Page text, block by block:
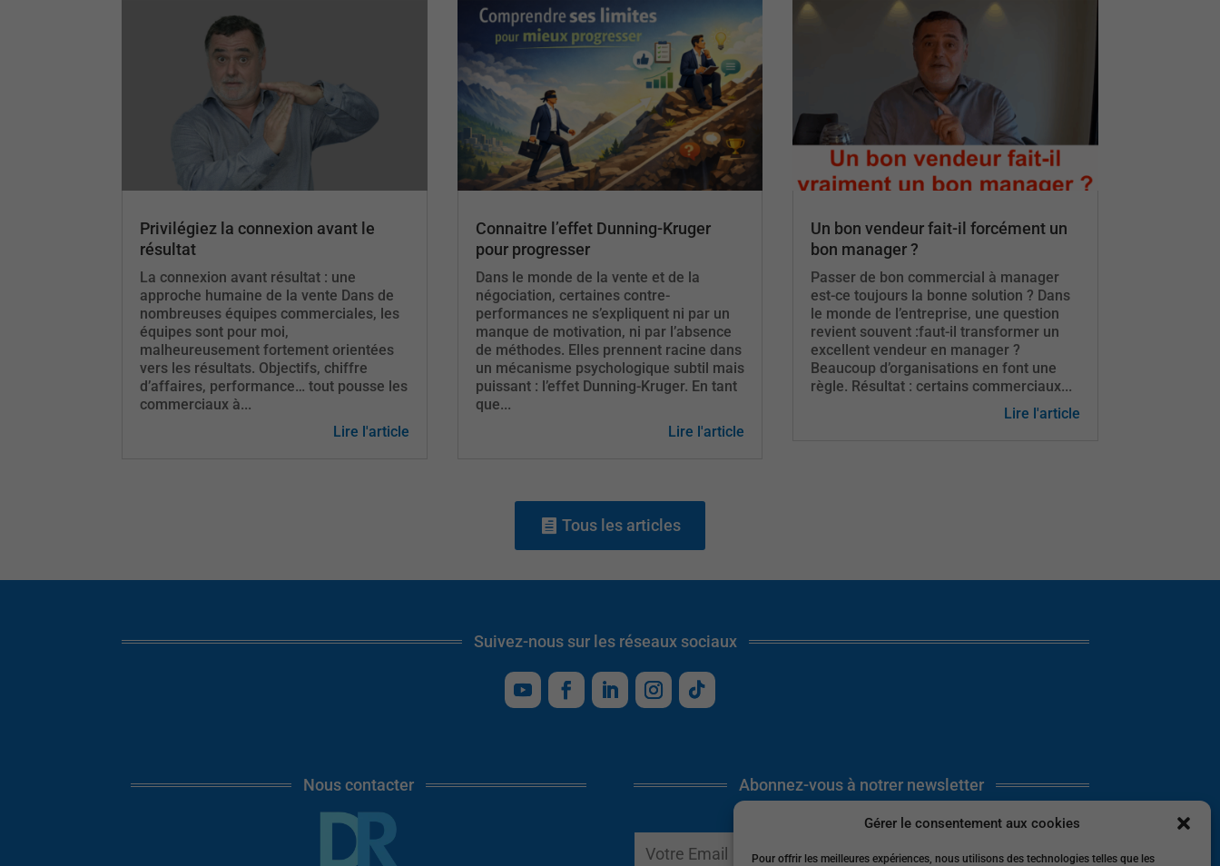
Gérer le consentement aux cookies
Pour offrir les meilleures expériences, nous utilisons des technologies telles que les
Privilégiez la connexion avant le
résultat
La connexion avant résultat : une
approche humaine de la vente Dans de
nombreuses équipes commerciales, les
équipes sont pour moi,
malheureusement fortement orientées
vers les résultats. Objectifs, chiffre
d’affaires, performance… tout pousse les
commerciaux à...
Lire l'article
Connaitre l’effet Dunning-Kruger
pour progresser
Dans le monde de la vente et de la
négociation, certaines contre-
performances ne s’expliquent ni par un
manque de motivation, ni par l’absence
de méthodes. Elles prennent racine dans
un mécanisme psychologique subtil mais
puissant : l’effet Dunning-Kruger. En tant
que...
Lire l'article
Un bon vendeur fait-il forcément un
bon manager ?
Passer de bon commercial à manager
est-ce toujours la bonne solution ? Dans
le monde de l’entreprise, une question
revient souvent :faut-il transformer un
excellent vendeur en manager ?
Beaucoup d’organisations en font une
règle. Résultat : certains commerciaux...
Lire l'article
Tous les articles
Suivez-nous sur les réseaux sociaux
Nous contacter Abonnez-vous à notrer newsletter
E-mail